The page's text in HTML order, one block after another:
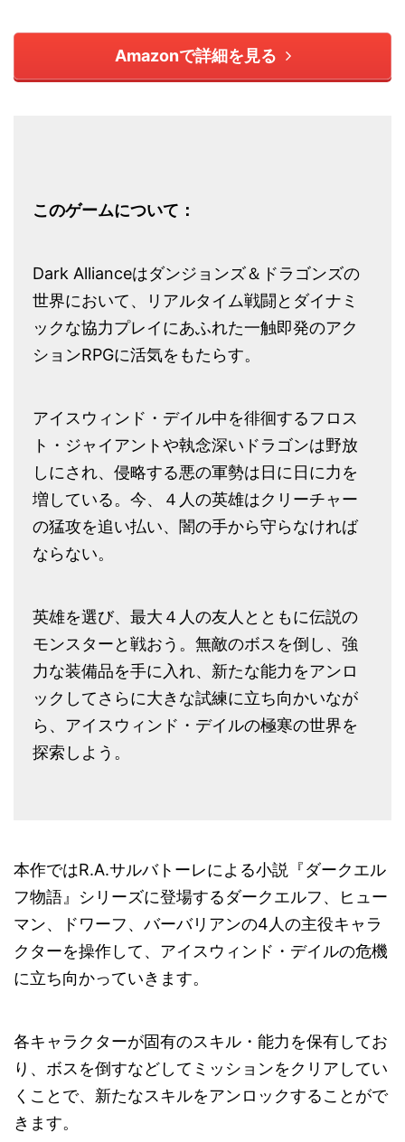
Amazonで詳細を見る
このゲームについて：
Dark Allianceはダンジョンズ＆ドラゴンズの
世界において、リアルタイム戦闘とダイナミ
ックな協力プレイにあふれた一触即発のアク
ションRPGに活気をもたらす。
アイスウィンド・デイル中を徘徊するフロス
ト・ジャイアントや執念深いドラゴンは野放
しにされ、侵略する悪の軍勢は日に日に力を
増している。今、４人の英雄はクリーチャー
の猛攻を追い払い、闇の手から守らなければ
ならない。
英雄を選び、最大４人の友人とともに伝説の
モンスターと戦おう。無敵のボスを倒し、強
力な装備品を手に入れ、新たな能力をアンロ
ックしてさらに大きな試練に立ち向かいなが
ら、アイスウィンド・デイルの極寒の世界を
探索しよう。
本作ではR.A.サルバトーレによる小説『ダークエル
フ物語』シリーズに登場するダークエルフ、ヒュー
マン、ドワーフ、バーバリアンの4人の主役キャラ
クターを操作して、アイスウィンド・デイルの危機
に立ち向かっていきます。
各キャラクターが固有のスキル・能力を保有してお
り、ボスを倒すなどしてミッションをクリアしてい
くことで、新たなスキルをアンロックすることがで
きます。